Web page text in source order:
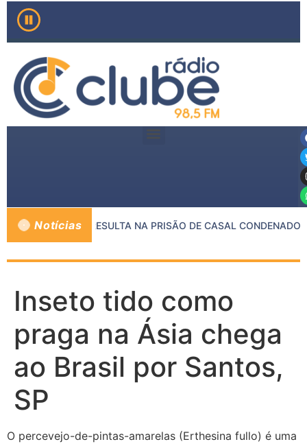
Notícias
MP E PMMG RESULTA NA PRISÃO DE CASAL CONDENADO
Inseto tido como
praga na Ásia chega
ao Brasil por Santos,
SP
O percevejo-de-pintas-amarelas (Erthesina fullo) é uma